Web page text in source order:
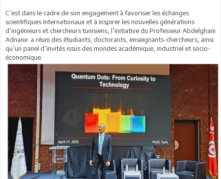
C’est dans le cadre de son engagement à favoriser les échanges
scientifiques internationaux et à inspirer les nouvelles générations
d’ingénieurs et chercheurs tunisiens, l’initiative du Professeur Abdelghani
Adnane a réuni des étudiants, doctorants, enseignants-chercheurs, ainsi
qu’un panel d’invités issus des mondes académique, industriel et socio-
économique.